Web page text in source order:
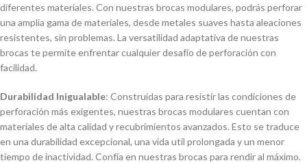
diferentes materiales. Con nuestras brocas modulares, podrás perforar
una amplia gama de materiales, desde metales suaves hasta aleaciones
resistentes, sin problemas. La versatilidad adaptativa de nuestras
brocas te permite enfrentar cualquier desafí­o de perforación con
facilidad.
Durabilidad Inigualable: Construidas para resistir las condiciones de
perforación más exigentes, nuestras brocas modulares cuentan con
materiales de alta calidad y recubrimientos avanzados. Esto se traduce
en una durabilidad excepcional, una vida util prolongada y un menor
tiempo de inactividad. Confí­a en nuestras brocas para rendir al máximo.